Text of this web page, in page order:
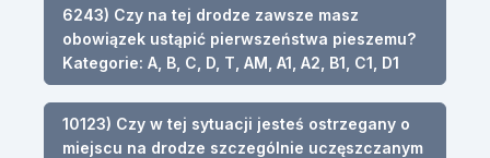
6243) Czy na tej drodze zawsze masz
obowiązek ustąpić pierwszeństwa pieszemu?
Kategorie: A, B, C, D, T, AM, A1, A2, B1, C1, D1
10123) Czy w tej sytuacji jesteś ostrzegany o
miejscu na drodze szczególnie uczęszczanym